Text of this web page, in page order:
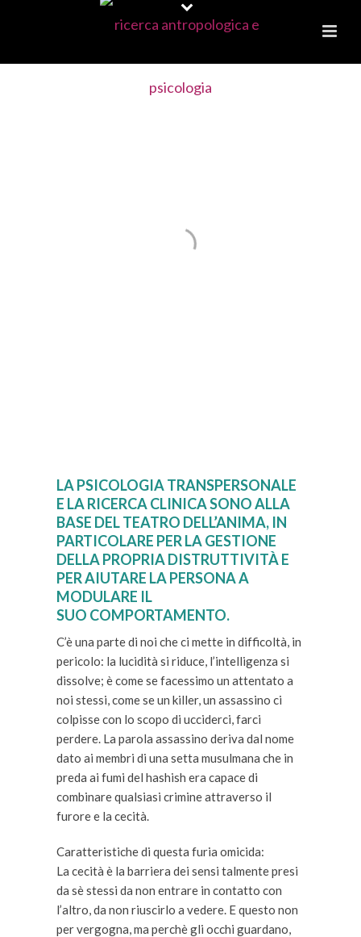
DELL'ANIMA
LA PSICOLOGIA TRANSPERSONALE
E LA RICERCA CLINICA SONO ALLA
BASE DEL TEATRO DELL’ANIMA, IN
PARTICOLARE PER LA GESTIONE
DELLA PROPRIA DISTRUTTIVITÀ E
PER AIUTARE LA PERSONA A
MODULARE IL
SUO COMPORTAMENTO.
C’è una parte di noi che ci mette in difficoltà, in
pericolo: la lucidità si riduce, l’intelligenza si
dissolve; è come se facessimo un attentato a
noi stessi, come se un killer, un assassino ci
colpisse con lo scopo di ucciderci, farci
perdere. La parola assassino deriva dal nome
dato ai membri di una setta musulmana che in
preda ai fumi del hashish era capace di
combinare qualsiasi crimine attraverso il
furore e la cecità.
Caratteristiche di questa furia omicida:
La cecità è la barriera dei sensi talmente presi
da sè stessi da non entrare in contatto con
l’altro, da non riuscirlo a vedere. E questo non
per vergogna, ma perchè gli occhi guardano,